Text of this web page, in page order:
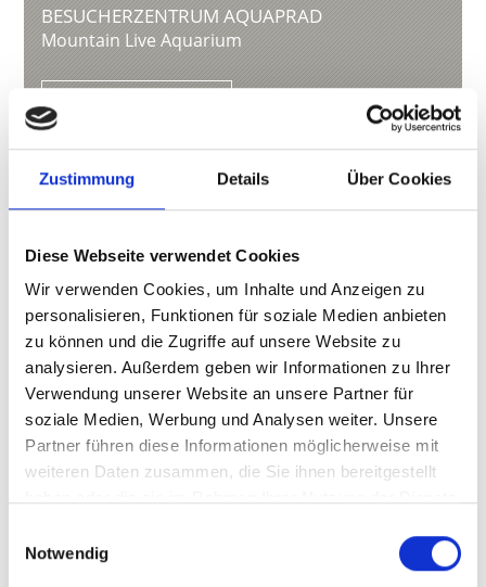
Zustimmung Details Über Cookies
Diese Webseite verwendet Cookies
Wir verwenden Cookies, um Inhalte und Anzeigen zu
personalisieren, Funktionen für soziale Medien anbieten
zu können und die Zugriffe auf unsere Website zu
analysieren. Außerdem geben wir Informationen zu Ihrer
Verwendung unserer Website an unsere Partner für
soziale Medien, Werbung und Analysen weiter. Unsere
Partner führen diese Informationen möglicherweise mit
weiteren Daten zusammen, die Sie ihnen bereitgestellt
Notwendig
BESUCHERZENTRUM AQUAPRAD
Mountain Live Aquarium
Besucherzentrum naturatrafoi des